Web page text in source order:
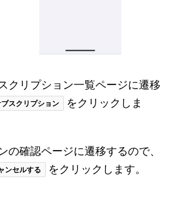
クリプション一覧ページに遷移
スクリプション
をクリックしま
の確認ページに遷移するので、
ンセルする をクリックします。